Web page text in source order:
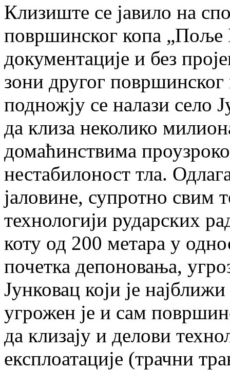
Клизиште се јавило на
површинског копа „Поље
документације и без
зони другог
подножју се налази село
да клиза неколико
домаћинствима
нестабилоност тла.
јаловине, супротно свим
технологији рударских
коту од 200 метара у
почетка депоновања,
Јунковац који је
угрожен је и сам
да клизају и делови
експлоатације (трачни